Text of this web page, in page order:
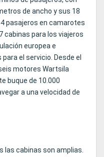
de ancho y sus 18
pasajeros en camarotes
cabinas para los viajeros
europea e
el servicio. Desde el
motores Wartsila
buque de 10.000
a una velocidad de
las cabinas son amplias.